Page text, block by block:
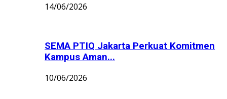
14/06/2026
SEMA PTIQ Jakarta Perkuat Komitmen
Kampus Aman...
10/06/2026